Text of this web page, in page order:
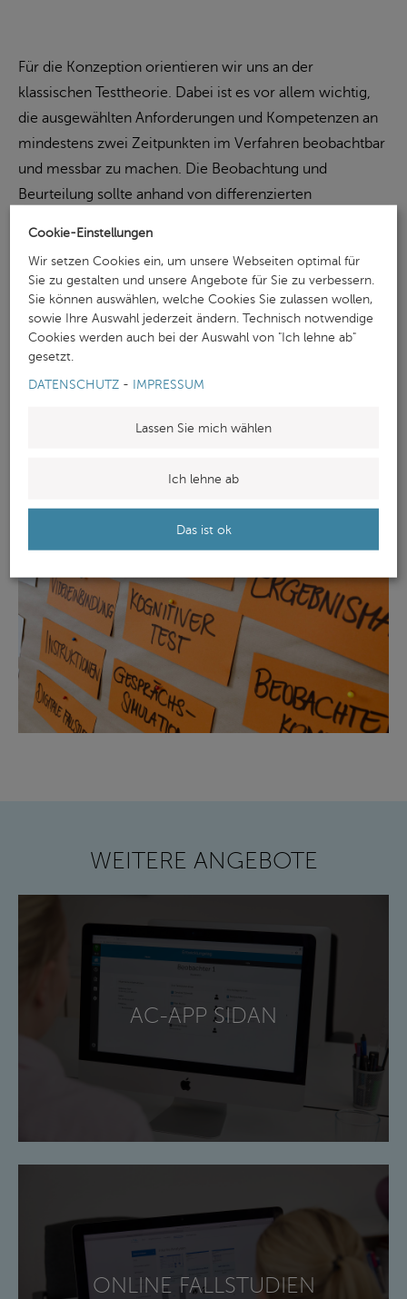
Für die Konzeption orientieren wir uns an der
klassischen Testtheorie. Dabei ist es vor allem wichtig,
die ausgewählten Anforderungen und Kompetenzen an
mindestens zwei Zeitpunkten im Verfahren beobachtbar
und messbar zu machen. Die Beobachtung und
Beurteilung sollte anhand von differenzierten
Kompetenzen auf Verhaltensebene für alle Beteiligten
operationalisieren und greifbar machen. Auch auf die
Trennschärfe der einzelnen Kompetenzen wird bei der
Analyse geachtet.
Über die wissenschaftlichen Standards hinaus sind die
individuelle Situation des Kunden und die Passung zum
die inhaltliche Gestaltung der Bausteine.
WEITERE ANGEBOTE
AC-APP SIDAN
ONLINE FALLSTUDIEN
Cookie-Einstellungen
Wir setzen Cookies ein, um unsere Webseiten optimal für
Sie zu gestalten und unsere Angebote für Sie zu verbessern.
Sie können auswählen, welche Cookies Sie zulassen wollen,
sowie Ihre Auswahl jederzeit ändern. Technisch notwendige
Cookies werden auch bei der Auswahl von "Ich lehne ab"
gesetzt.
DATENSCHUTZ - IMPRESSUM
Lassen Sie mich wählen
Ich lehne ab
Das ist ok